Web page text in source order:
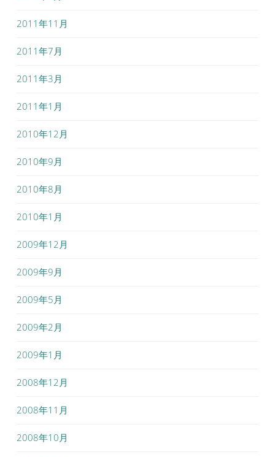
2011年11月
2011年7月
2011年3月
2011年1月
2010年12月
2010年9月
2010年8月
2010年1月
2009年12月
2009年9月
2009年5月
2009年2月
2009年1月
2008年12月
2008年11月
2008年10月